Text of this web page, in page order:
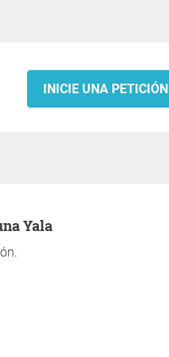
INICIE UNA PETICIÓN
Yala